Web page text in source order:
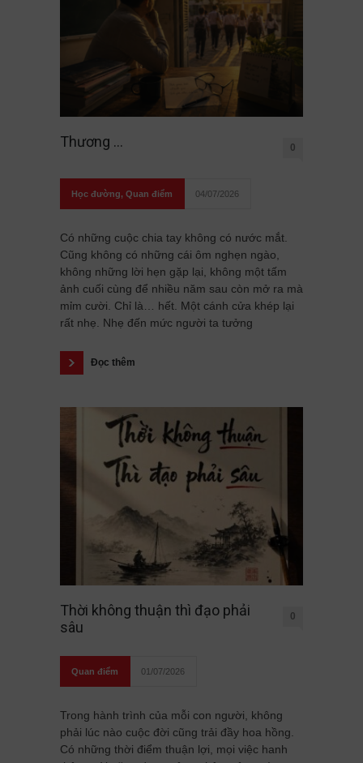
Thương … 0
Học đường, Quan điểm 04/07/2026
Có những cuộc chia tay không có nước mắt.
Cũng không có những cái ôm nghẹn ngào,
không những lời hẹn gặp lại, không một tấm
ảnh cuối cùng để nhiều năm sau còn mở ra mà
mỉm cười. Chỉ là… hết. Một cánh cửa khép lại
rất nhẹ. Nhẹ đến mức người ta tưởng
Đọc thêm
Thời không thuận thì đạo phải
sâu
0
Quan điểm 01/07/2026
Trong hành trình của mỗi con người, không
phải lúc nào cuộc đời cũng trải đầy hoa hồng.
Có những thời điểm thuận lợi, mọi việc hanh